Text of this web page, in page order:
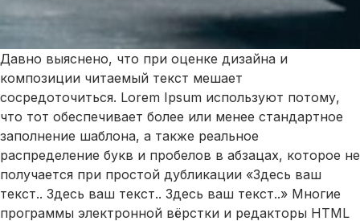
Давно выяснено, что при оценке дизайна и
композиции читаемый текст мешает
сосредоточиться. Lorem Ipsum используют потому,
что тот обеспечивает более или менее стандартное
заполнение шаблона, а также реальное
распределение букв и пробелов в абзацах, которое не
получается при простой дубликации «Здесь ваш
текст.. Здесь ваш текст.. Здесь ваш текст..» Многие
программы электронной вёрстки и редакторы HTML